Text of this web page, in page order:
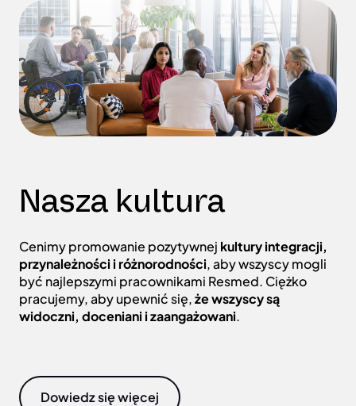
Nasza kultura
Cenimy promowanie pozytywnej kultury integracji,
przynależności i różnorodności, aby wszyscy mogli
być najlepszymi pracownikami Resmed. Ciężko
pracujemy, aby upewnić się,że wszyscy są
widoczni, doceniani i zaangażowani.
Dowiedz się więcej